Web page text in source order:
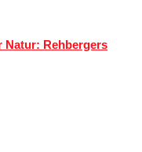
Natur: Rehbergers